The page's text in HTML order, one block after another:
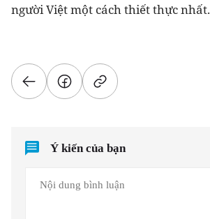
người Việt một cách thiết thực nhất.
Ý kiến của bạn